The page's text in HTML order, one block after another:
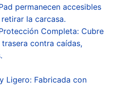
permanecen accesibles
la carcasa.
Completa: Cubre
contra caídas,
Ligero: Fabricada con